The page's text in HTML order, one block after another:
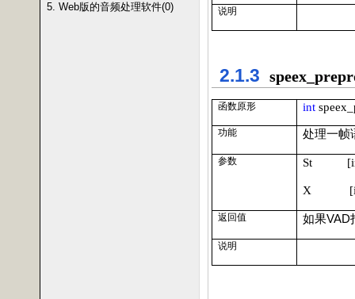
5. Web版的音频处理软件(0)
说明
2.1.3
函数原形 int
功能 处理一帧
参数 St
X
返回值 如果VAD
说明